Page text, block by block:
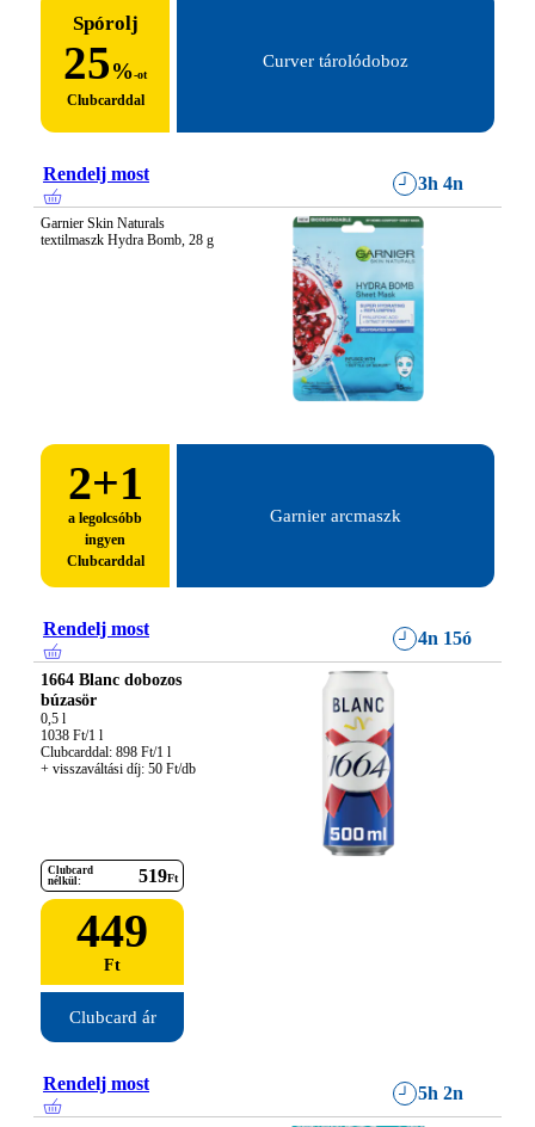
Spórolj
25%-ot
Clubcarddal
Curver tárolódoboz
Rendelj most 3h 4n
Garnier Skin Naturals
textilmaszk Hydra Bomb, 28 g
2+1
a legolcsóbb
ingyen
Clubcarddal
Garnier arcmaszk
Rendelj most 4n 15ó
1664 Blanc dobozos
búzasör
0,5 l
1038 Ft/1 l
Clubcarddal: 898 Ft/1 l
+ visszaváltási díj: 50 Ft/db
Clubcard
nélkül:
519Ft
449
Ft
Clubcard ár
Rendelj most 5h 2n